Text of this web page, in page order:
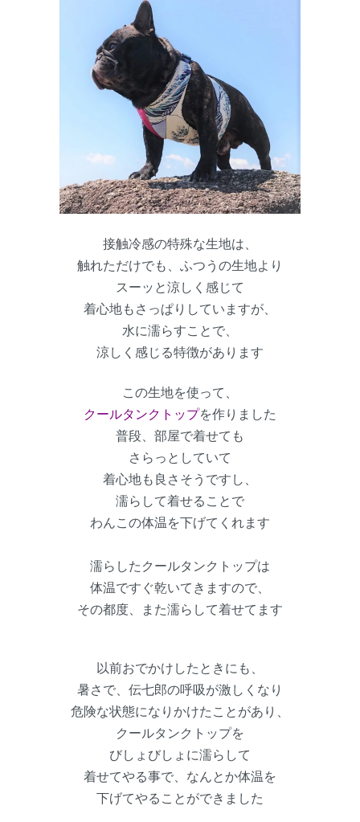
接触冷感の特殊な生地は、
触れただけでも、ふつうの生地より
スーッと涼しく感じて
着心地もさっぱりしていますが、
水に濡らすことで、
涼しく感じる特徴があります
この生地を使って、
クールタンクトップを作りました
普段、部屋で着せても
さらっとしていて
着心地も良さそうですし、
濡らして着せることで
わんこの体温を下げてくれます
濡らしたクールタンクトップは
体温ですぐ乾いてきますので、
その都度、また濡らして着せてます
以前おでかけしたときにも、
暑さで、伝七郎の呼吸が激しくなり
危険な状態になりかけたことがあり、
クールタンクトップを
びしょびしょに濡らして
着せてやる事で、なんとか体温を
下げてやることができました